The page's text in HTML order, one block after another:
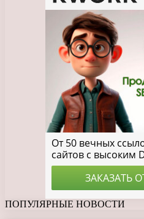
ПОПУЛЯРНЫЕ НОВОСТИ